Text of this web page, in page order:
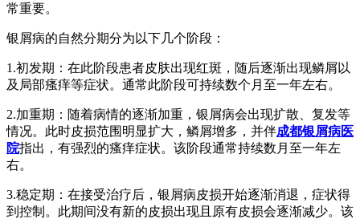
常重要。
银屑病的自然分期分为以下几个阶段：
1.初发期：在此阶段患者皮肤出现红斑，随后逐渐出现鳞屑以
及局部瘙痒等症状。通常此阶段可持续数个月至一年左右。
2.加重期：随着病情的逐渐加重，银屑病会出现扩散、复发等
情况。此时皮损范围明显扩大，鳞屑增多，并伴成都银屑病医
院指出，有强烈的瘙痒症状。该阶段通常持续数月至一年左
右。
3.稳定期：在接受治疗后，银屑病皮损开始逐渐消退，症状得
到控制。此期间没有新的皮损出现且原有皮损会逐渐减少。该